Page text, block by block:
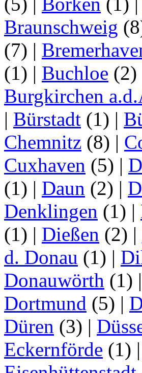
Braunschweig
(7) |
(1) | Buchloe (2)
Burgkirchen
| Bürstadt (1) |
Chemnitz (8) |
Cuxhaven (5) |
(1) | Daun (2) |
Denklingen (1) |
(1) | Dießen (2) |
d. Donau (1) |
Donauwörth (1) |
Dortmund (5) |
Düren (3) |
Eckernförde (1) |